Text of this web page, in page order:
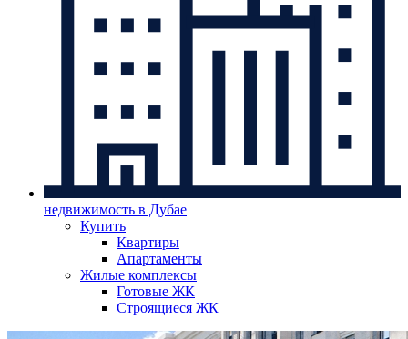
недвижимость в Дубае
Купить
Квартиры
Апартаменты
Жилые комплексы
Готовые ЖК
Строящиеся ЖК